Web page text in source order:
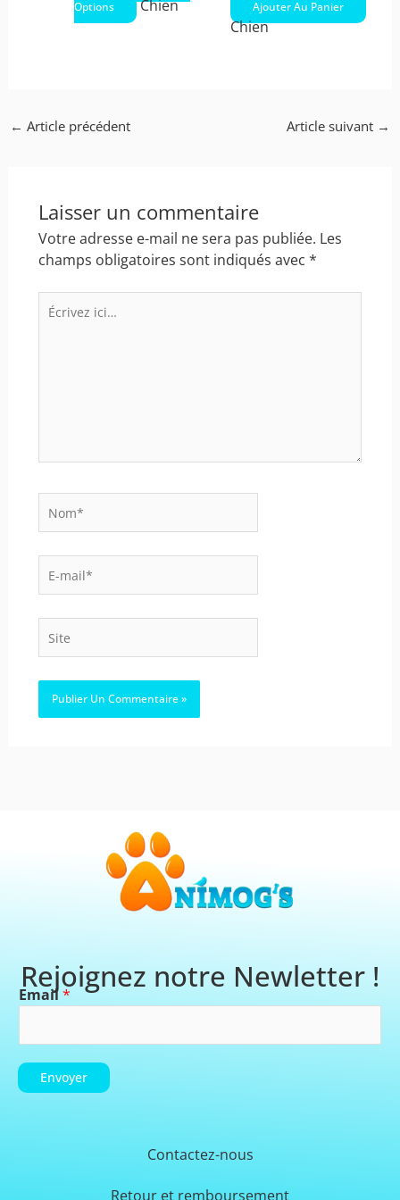
Options
Chien Ajouter Au Panier
Chien
← Article précédent Article suivant →
Laisser un commentaire
Votre adresse e-mail ne sera pas publiée. Les
champs obligatoires sont indiqués avec *
Écrivez
ici…
mail*
Site
Rejoignez notre Newletter !
Email*
Envoyer
Contactez-nous
Retour et remboursement